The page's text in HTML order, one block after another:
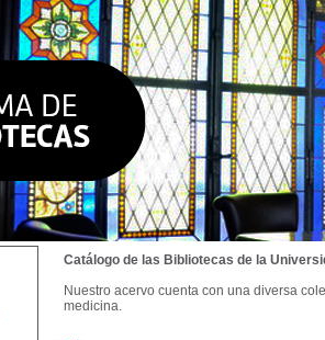
Catálogo de las Bibliotecas de la
Nuestro acervo cuenta con una diversa
medicina.